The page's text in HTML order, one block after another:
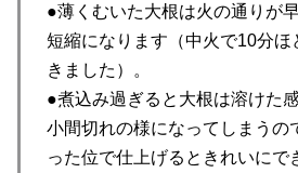
●薄くむいた大根は火の通りが
短縮になります（中火で10分ほ
きました）。
●煮込み過ぎると大根は溶けた
小間切れの様になってしまうの
った位で仕上げるときれいにで